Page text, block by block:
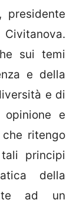
presidente
sui temi
e della
e di
opinione e
ritengo
principi
della
ad un